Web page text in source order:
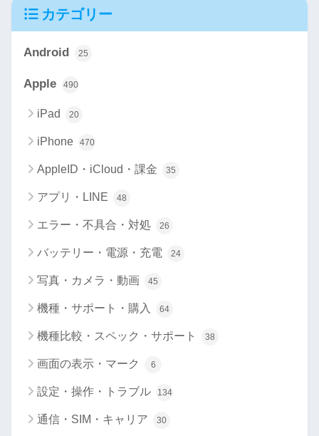
カテゴリー
Android 25
Apple 490
iPad 20
iPhone 470
AppleID・iCloud・課金 35
アプリ・LINE 48
エラー・不具合・対処 26
バッテリー・電源・充電 24
写真・カメラ・動画 45
機種・サポート・購入 64
機種比較・スペック・サポート 38
画面の表示・マーク 6
設定・操作・トラブル 134
通信・SIM・キャリア 30